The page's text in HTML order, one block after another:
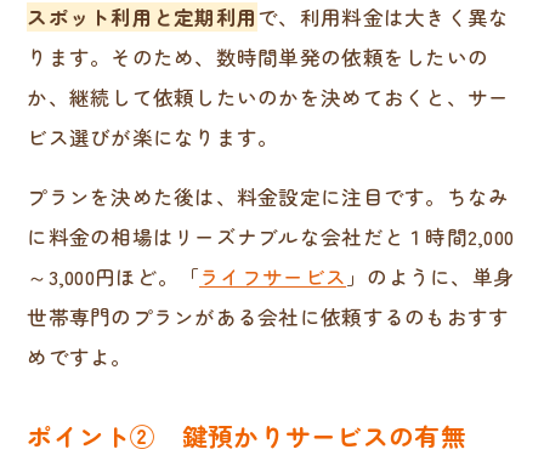
スポット利用と定期利用で、利用料金は大きく異な
ります。そのため、数時間単発の依頼をしたいの
か、継続して依頼したいのかを決めておくと、サー
ビス選びが楽になります。
プランを決めた後は、料金設定に注目です。ちなみ
に料金の相場はリーズナブルな会社だと１時間2,000
～3,000円ほど。「ライフサービス 」のように、単身
世帯専門のプランがある会社に依頼するのもおすす
めですよ。
ポイント② 鍵預かりサービスの有無